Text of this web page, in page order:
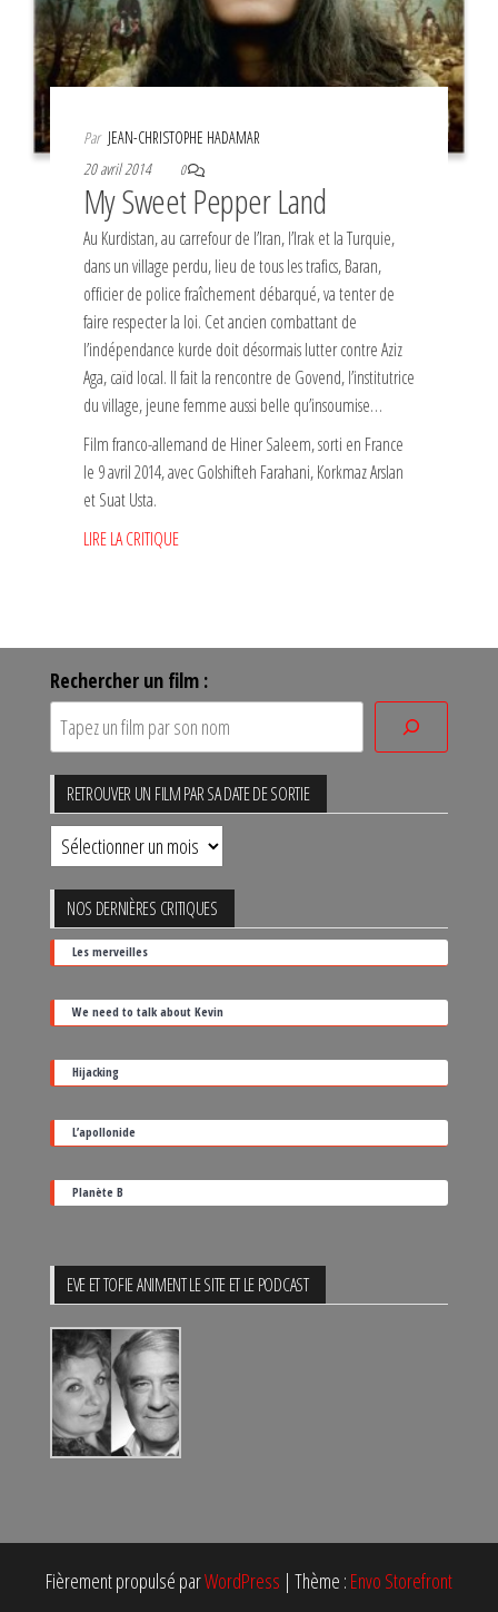
Par JEAN-CHRISTOPHE HADAMAR
20 avril 2014
0
My Sweet Pepper Land
Au Kurdistan, au carrefour de l’Iran, l’Irak et la Turquie,
dans un village perdu, lieu de tous les trafics, Baran,
officier de police fraîchement débarqué, va tenter de
faire respecter la loi. Cet ancien combattant de
l’indépendance kurde doit désormais lutter contre Aziz
Aga, caïd local. Il fait la rencontre de Govend, l’institutrice
du village, jeune femme aussi belle qu’insoumise…
Film franco-allemand de Hiner Saleem, sorti en France
le 9 avril 2014, avec Golshifteh Farahani, Korkmaz Arslan
et Suat Usta.
LIRE LA CRITIQUE
Rechercher un film :
RETROUVER UN FILM PAR SA DATE DE SORTIE
Retrouver
un
film
par
sa
date
de
sortie
NOS DERNIÈRES CRITIQUES
Les merveilles
We need to talk about Kevin
Hijacking
L’apollonide
Planète B
EVE ET TOFIE ANIMENT LE SITE ET LE PODCAST
Fièrement propulsé parWordPress | Thème : Envo Storefront